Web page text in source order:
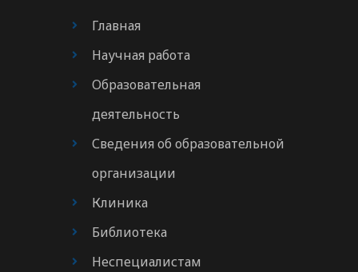
Главная
Научная работа
Образовательная
деятельность
Сведения об образовательной
организации
Клиника
Библиотека
Неспециалистам